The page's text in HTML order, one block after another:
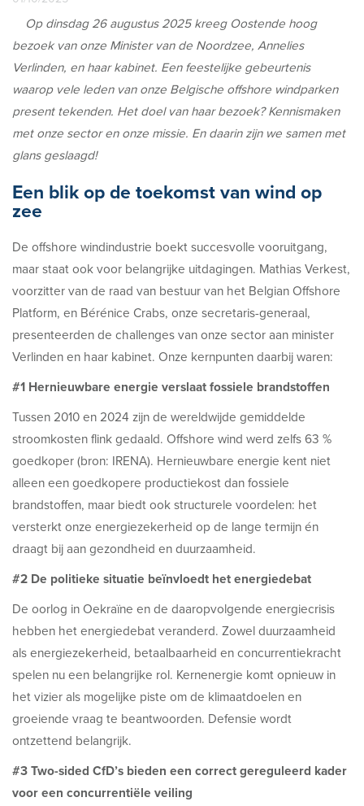
Op dinsdag 26 augustus 2025 kreeg Oostende hoog
bezoek van onze Minister van de Noordzee, Annelies
Verlinden, en haar kabinet. Een feestelijke gebeurtenis
waarop vele leden van onze Belgische offshore windparken
present tekenden. Het doel van haar bezoek? Kennismaken
met onze sector en onze missie. En daarin zijn we samen met
glans geslaagd!
Een blik op de toekomst van wind op
zee
De offshore windindustrie boekt succesvolle vooruitgang,
maar staat ook voor belangrijke uitdagingen. Mathias Verkest,
voorzitter van de raad van bestuur van het Belgian Offshore
Platform, en Bérénice Crabs, onze secretaris-generaal,
presenteerden de challenges van onze sector aan minister
Verlinden en haar kabinet. Onze kernpunten daarbij waren:
#1 Hernieuwbare energie verslaat fossiele brandstoffen
Tussen 2010 en 2024 zijn de wereldwijde gemiddelde
stroomkosten flink gedaald. Offshore wind werd zelfs 63 %
goedkoper (bron: IRENA). Hernieuwbare energie kent niet
alleen een goedkopere productiekost dan fossiele
brandstoffen, maar biedt ook structurele voordelen: het
versterkt onze energiezekerheid op de lange termijn én
draagt bij aan gezondheid en duurzaamheid.
#2 De politieke situatie beïnvloedt het energiedebat
De oorlog in Oekraïne en de daaropvolgende energiecrisis
hebben het energiedebat veranderd. Zowel duurzaamheid
als energiezekerheid, betaalbaarheid en concurrentiekracht
spelen nu een belangrijke rol. Kernenergie komt opnieuw in
het vizier als mogelijke piste om de klimaatdoelen en
groeiende vraag te beantwoorden. Defensie wordt
ontzettend belangrijk.
#3 Two-sided CfD’s bieden een correct gereguleerd kader
voor een concurrentiële veiling